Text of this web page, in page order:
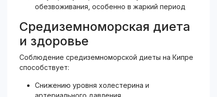
обезвоживания, особенно в жаркий период
Средиземноморская диета
и здоровье
Соблюдение средиземноморской диеты на Кипре
способствует:
Снижению уровня холестерина и
артериального давления